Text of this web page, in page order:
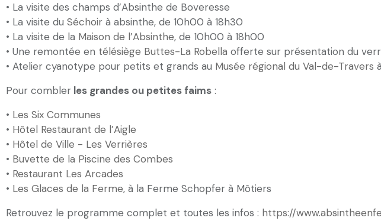
• La visite des champs d’Absinthe de Boveresse
• La visite du Séchoir à absinthe, de 10h00 à 18h30
• La visite de la Maison de l’Absinthe, de 10h00 à 18h00
• Une remontée en télésiège Buttes-La Robella offerte sur présentation du
• Atelier cyanotype pour petits et grands au Musée régional du Val-de-Travers
Pour combler les grandes ou petites faims :
• Les Six Communes
• Hôtel Restaurant de l’Aigle
• Hôtel de Ville - Les Verrières
• Buvette de la Piscine des Combes
• Restaurant Les Arcades
• Les Glaces de la Ferme, à la Ferme Schopfer à Môtiers
Retrouvez le programme complet et toutes les infos : https://